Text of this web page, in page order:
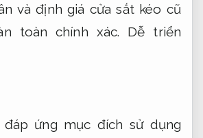
và định giá cửa sắt kéo cũ
toàn chính xác. Dễ triển
đáp ứng mục đích sử dụng